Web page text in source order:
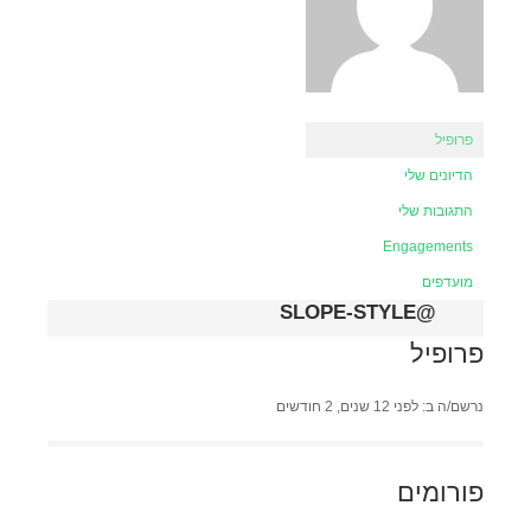
פרופיל
הדיונים שלי
התגובות שלי
Engagements
מועדפים
@SLOPE-STYLE
פרופיל
נרשם/ה ב: לפני 12 שנים, 2 חודשים
פורומים